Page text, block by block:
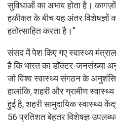
सुविधाओं का अभाव होता है।
हकीकत के बीच यह अंतर विशेषज्ञों
हतोत्साहित करता है।”
संसद में पेश किए गए स्वास्थ्य
है कि भारत का डॉक्टर-जनसंख्या
जो विश्व स्वास्थ्य संगठन के
हालांकि, शहरी और ग्रामीण
हुई है, शहरी सामुदायिक स्वास्थ्य
56 प्रतिशत बेहतर विशेषज्ञ